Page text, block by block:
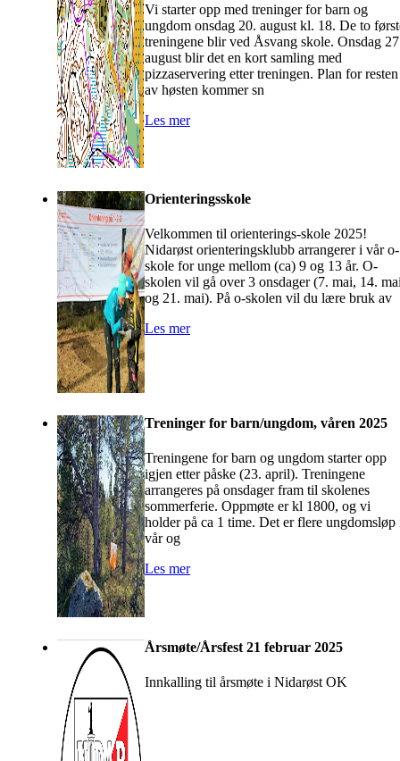
Vi starter opp med treninger for barn og
ungdom onsdag 20. august kl. 18. De to
treningene blir ved Åsvang skole. Onsdag
august blir det en kort samling med
pizzaservering etter treningen. Plan for resten
av høsten kommer sn
Les mer
Orienteringsskole
Velkommen til orienterings-skole 2025!
Nidarøst orienteringsklubb arrangerer i vår o-
skole for unge mellom (ca) 9 og 13 år. O-
skolen vil gå over 3 onsdager (7. mai, 14.
og 21. mai). På o-skolen vil du lære bruk av
Les mer
Treninger for barn/ungdom, våren 2025
Treningene for barn og ungdom starter opp
igjen etter påske (23. april). Treningene
arrangeres på onsdager fram til skolenes
sommerferie. Oppmøte er kl 1800, og vi
holder på ca 1 time. Det er flere ungdomsløp
vår og
Les mer
Årsmøte/Årsfest 21 februar 2025
Innkalling til årsmøte i Nidarøst OK